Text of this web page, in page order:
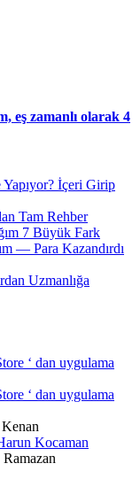
eş zamanlı olarak 4
İçeri Girip
Tam Rehber
7 Büyük Fark
— Para Kazandırdı
Uzmanlığa
‘ dan uygulama
‘ dan uygulama
Kenan
Kocaman
Ramazan